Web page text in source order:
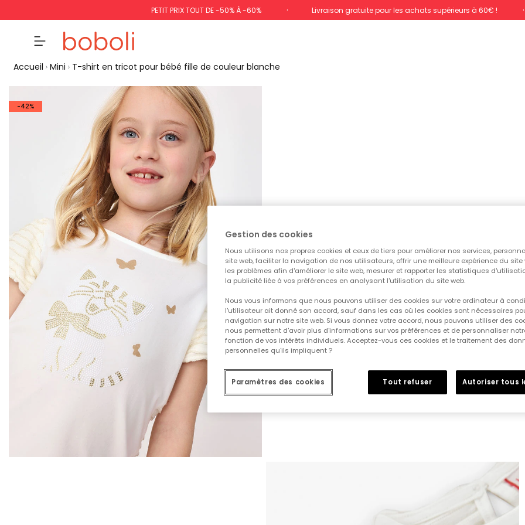
PETIT PRIX TOUT DE -50% À -60% Livraison gratuite pour les achats supérieurs à 60€ !
Accueil Mini T-shirt en tricot pour bébé fille de couleur blanche
-42%
Gestion des cookies
Nous utilisons nos propres cookies et ceux de tiers pour améliorer nos services,
site web, faciliter la navigation de nos utilisateurs, offrir une meilleure expérience du site
les problèmes afin d'améliorer le site web, mesurer et rapporter les statistiques
la publicité liée à vos préférences en analysant l'utilisation du site web.
Nous vous informons que nous pouvons utiliser des cookies sur votre ordinateur à
l'utilisateur ait donné son accord, sauf dans les cas où les cookies sont nécessaires
navigation sur notre site web. Si vous donnez votre accord, nous pouvons utiliser des
nous permettent d'avoir plus d'informations sur vos préférences et de personnaliser
fonction de vos intérêts individuels. Acceptez-vous ces cookies et le traitement des
personnelles qu'ils impliquent ?
Tout refuser Autoriser tous
Paramètres des cookies